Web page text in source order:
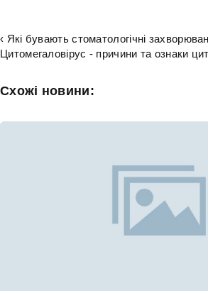
‹ Які бувають стоматологічні
Цитомегаловірус - причини та ознаки
Схожі новини: